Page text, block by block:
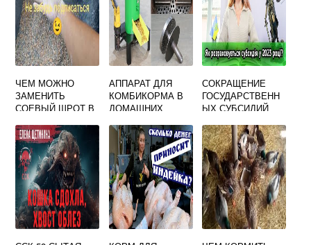
ЧЕМ МОЖНО
ЗАМЕНИТЬ
СОЕВЫЙ ШРОТ В
АППАРАТ ДЛЯ
КОМБИКОРМА В
ДОМАШНИХ
СОКРАЩЕНИЕ
ГОСУДАРСТВЕНН
ЫХ СУБСИДИЙ
ПРОИЗВОДИТЕЛЕ
Й КОРМОВЫХ
СОРТОВ
КУКУРУЗЫ